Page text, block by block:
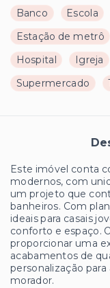
Banco Escola
Estação de metrô
Hospital
Igreja
Supermercado
Este imóvel conta
modernos, com
um projeto que
banheiros. Com
ideais para casais
conforto e espaço.
proporcionar uma
acabamentos de
personalização
morador.